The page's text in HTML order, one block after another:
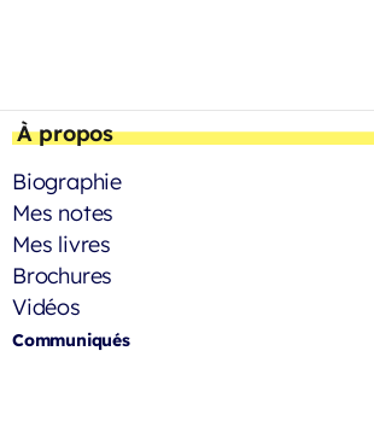
À propos
Biographie
Mes notes
Mes livres
Brochures
Vidéos
Communiqués